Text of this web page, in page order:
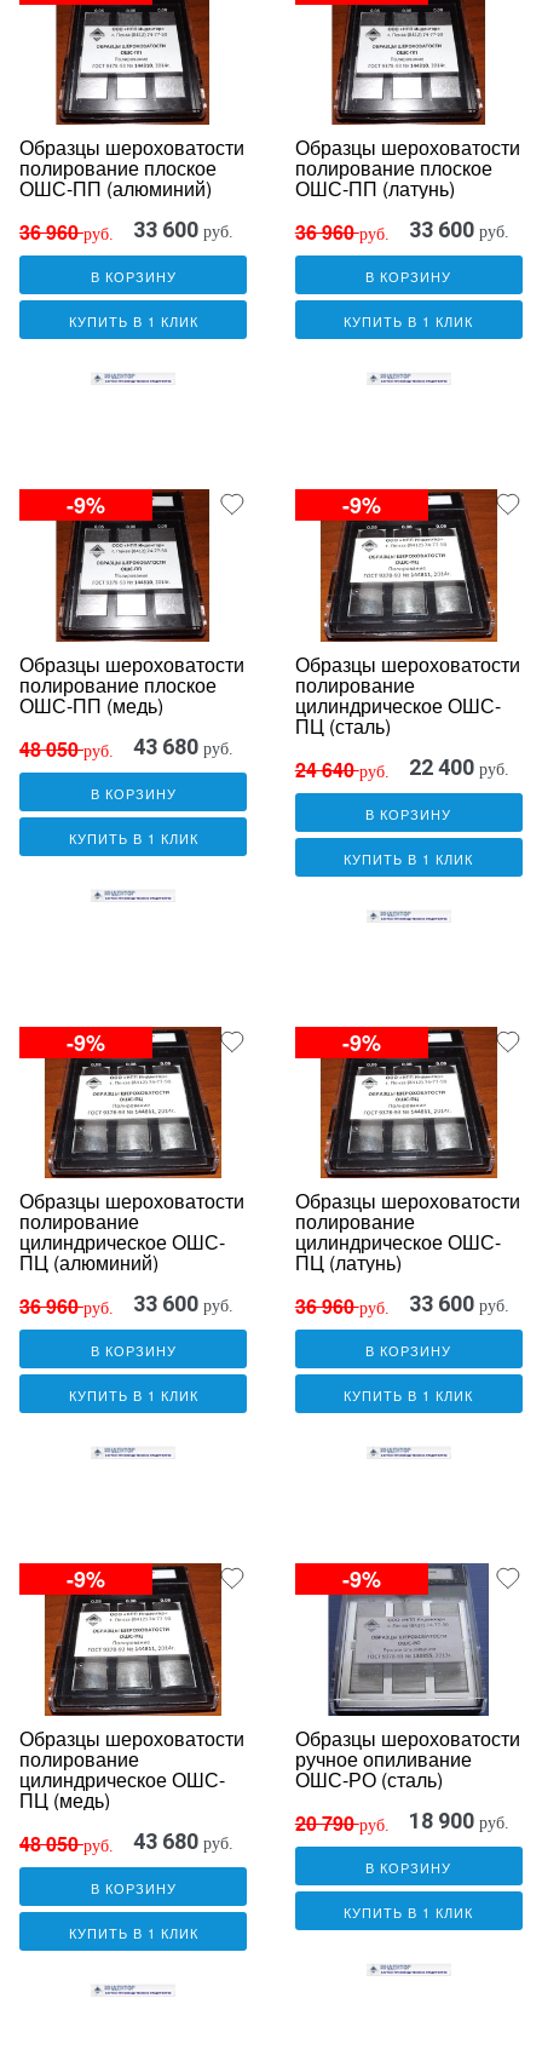
Образцы шероховатости
полирование плоское
ОШС-ПП (алюминий)
36 960руб. 33 600 руб.
В КОРЗИНУ
КУПИТЬ В 1 КЛИК
Образцы шероховатости
полирование плоское
ОШС-ПП (латунь)
36 960руб. 33 600 руб.
В КОРЗИНУ
КУПИТЬ В 1 КЛИК
-9%
Образцы шероховатости
полирование плоское
ОШС-ПП (медь)
48 050руб. 43 680 руб.
В КОРЗИНУ
КУПИТЬ В 1 КЛИК
-9%
Образцы шероховатости
полирование
цилиндрическое ОШС-
ПЦ (сталь)
24 640руб. 22 400 руб.
В КОРЗИНУ
КУПИТЬ В 1 КЛИК
-9%
Образцы шероховатости
полирование
цилиндрическое ОШС-
ПЦ (алюминий)
36 960руб. 33 600 руб.
В КОРЗИНУ
КУПИТЬ В 1 КЛИК
-9%
Образцы шероховатости
полирование
цилиндрическое ОШС-
ПЦ (латунь)
36 960руб. 33 600 руб.
В КОРЗИНУ
КУПИТЬ В 1 КЛИК
-9%
Образцы шероховатости
полирование
цилиндрическое ОШС-
ПЦ (медь)
48 050руб. 43 680 руб.
В КОРЗИНУ
КУПИТЬ В 1 КЛИК
-9%
Образцы шероховатости
ручное опиливание
ОШС-РО (сталь)
20 790руб. 18 900 руб.
В КОРЗИНУ
КУПИТЬ В 1 КЛИК